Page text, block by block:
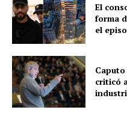
El
forma
el
criticó